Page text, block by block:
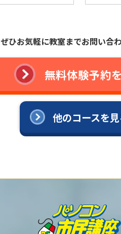
ぜひお気軽に教室までお問い合
無料体験予約
他のコースを